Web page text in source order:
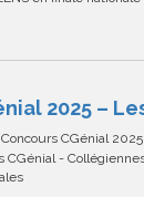
2025 –
Concours CGénial
CGénial -